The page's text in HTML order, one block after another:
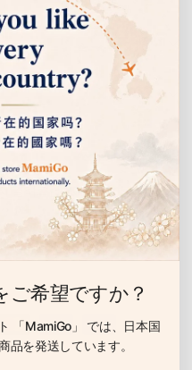
니다
가능. 교체할 필요가 없습니다.
이므로 아침 일과나 가벼운 청
하면 반복 사용이 가능해 경제
ご希望ですか？
「MamiGo」
では、日本国
品を発送しています。
알려드립니다.